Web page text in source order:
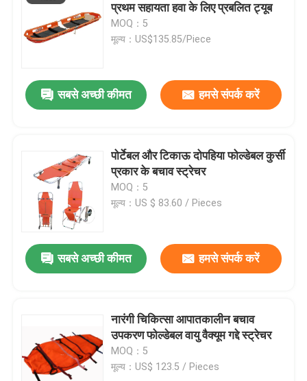
उत्पाद
वीडियो
हमारे बारे में
गुणवत्ता नियंत्रण
प्रथम सहायता हवा के लिए प्रबलित ट्यूब
MOQ：5
मूल्य：US$135.85/Piece
सबसे अच्छी कीमत हमसे संपर्क करें
पोर्टेबल और टिकाऊ दोपहिया फोल्डेबल कुर्सी
प्रकार के बचाव स्ट्रेचर
MOQ：5
मूल्य：US $ 83.60 / Pieces
सबसे अच्छी कीमत हमसे संपर्क करें
नारंगी चिकित्सा आपातकालीन बचाव
उपकरण फोल्डेबल वायु वैक्यूम गद्दे स्ट्रेचर
MOQ：5
मूल्य：US$ 123.5 / Pieces